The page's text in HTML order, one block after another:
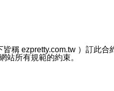
可收到通知型訊息。
稱 ezpretty.com.tw ）訂此合
站所有規範的約束。